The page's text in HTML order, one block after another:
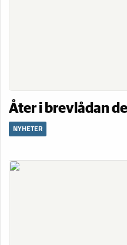
Åter i brevlådan
NYHETER